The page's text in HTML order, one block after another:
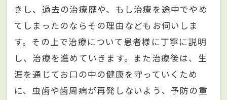
きし、過去の治療歴や、もし治療を途中でやめ
てしまったのならその理由などもお伺いしま
す。その上で治療について患者様に丁寧に説明
し、治療を進めていきます。また治療後は、生
涯を通じてお口の中の健康を守っていくため
に、虫歯や歯周病が再発しないよう、予防の重